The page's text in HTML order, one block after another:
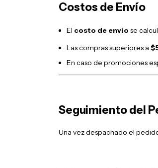
Costos de Envío
El costo de envío se
Las compras superiores a
En caso de promociones
Seguimiento del
Una vez despachado el